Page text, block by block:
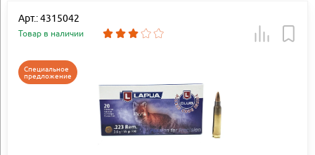
Арт.: 4315042
Товар в наличии
Специальное
предложение